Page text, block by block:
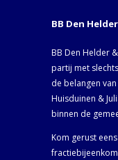
BB Den
BB Den Helder
partij met
de belangen
Huisduinen &
binnen de
Kom gerust